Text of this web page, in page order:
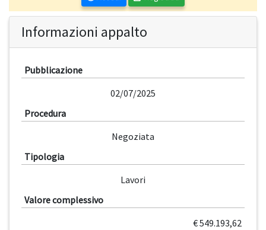
Informazioni appalto
Pubblicazione
02/07/2025
Procedura
Negoziata
Tipologia
Lavori
Valore complessivo
€ 549.193,62